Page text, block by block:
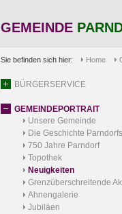
GEMEINDE
Sie befinden sich hier: Home
BÜRGERSERVICE
GEMEINDEPORTRAIT
Unsere Gemeinde
Die Geschichte Parndorfs
750 Jahre Parndorf
Topothek
Neuigkeiten
Grenzüberschreitende
Ahnengalerie
Jubiläen